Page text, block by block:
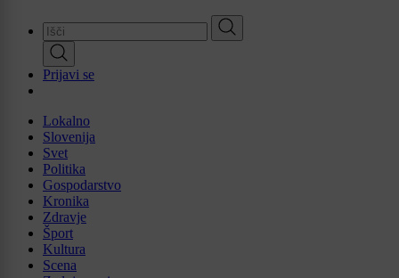
Prijavi se
Lokalno
Slovenija
Svet
Politika
Gospodarstvo
Kronika
Zdravje
Šport
Kultura
Scena